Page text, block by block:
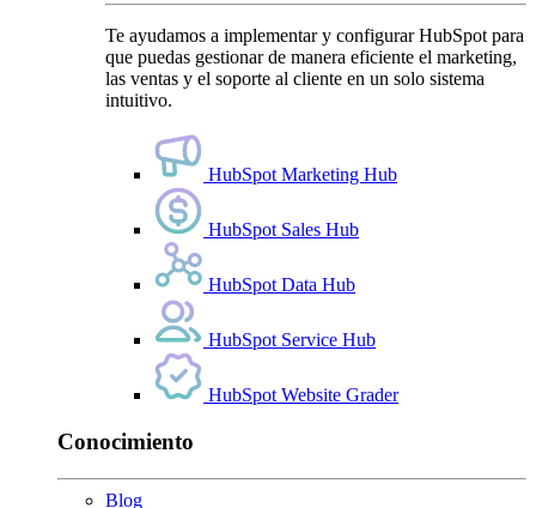
Te ayudamos a implementar y configurar HubSpot para
que puedas gestionar de manera eficiente el marketing,
las ventas y el soporte al cliente en un solo sistema
intuitivo.
HubSpot Marketing Hub
HubSpot Sales Hub
HubSpot Data Hub
HubSpot Service Hub
HubSpot Website Grader
Conocimiento
Blog